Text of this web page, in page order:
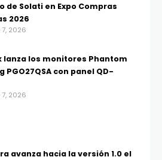
de Solati en Expo Compras
2026
7, 2026
lanza los monitores Phantom
PGO27QSA con panel QD-
7, 2026
avanza hacia la versión 1.0 el